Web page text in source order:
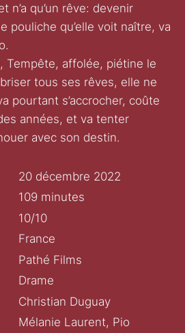
n’a qu’un rêve: devenir
pouliche qu’elle voit naître, va
Tempête, affolée, piétine le
tous ses rêves, elle ne
pourtant s’accrocher, coûte
années, et va tenter
avec son destin.
20 décembre 2022
109 minutes
10/10
France
Pathé Films
Drame
Christian Duguay
Mélanie Laurent, Pio